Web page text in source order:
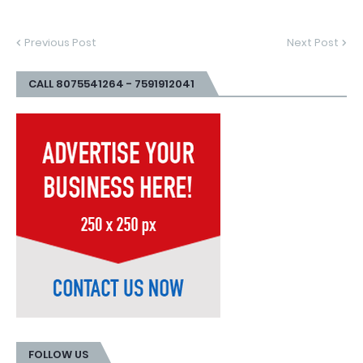
Previous Post Next Post
CALL 8075541264 - 7591912041
FOLLOW US